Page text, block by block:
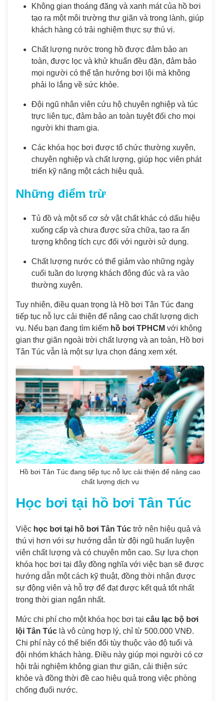
Không gian thoáng đãng và xanh mát của hồ bơi
tạo ra một môi trường thư giãn và trong lành, giúp
khách hàng có trải nghiệm thực sự thú vị.
Chất lượng nước trong hồ được đảm bảo an
toàn, được lọc và khử khuẩn đều đặn, đảm bảo
mọi người có thể tận hưởng bơi lội mà không
phải lo lắng về sức khỏe.
Đội ngũ nhân viên cứu hộ chuyên nghiệp và túc
trực liên tục, đảm bảo an toàn tuyệt đối cho mọi
người khi tham gia.
Các khóa học bơi được tổ chức thường xuyên,
chuyên nghiệp và chất lượng, giúp học viên phát
triển kỹ năng một cách hiệu quả.
Những điểm trừ
Tủ đồ và một số cơ sở vật chất khác có dấu hiệu
xuống cấp và chưa được sửa chữa, tạo ra ấn
tượng không tích cực đối với người sử dụng.
Chất lượng nước có thể giảm vào những ngày
cuối tuần do lượng khách đông đúc và ra vào
thường xuyên.
Tuy nhiên, điều quan trọng là Hồ bơi Tân Túc đang
tiếp tục nỗ lực cải thiện để nâng cao chất lượng dịch
vụ. Nếu bạn đang tìm kiếm hồ bơi TPHCM với không
gian thư giãn ngoài trời chất lượng và an toàn, Hồ bơi
Tân Túc vẫn là một sự lựa chọn đáng xem xét.
Hồ bơi Tân Túc đang tiếp tục nỗ lực cải thiện để nâng cao
chất lượng dịch vụ
Học bơi tại hồ bơi Tân Túc
Việc học bơi tại hồ bơi Tân Túc trở nên hiệu quả và
thú vị hơn với sự hướng dẫn từ đội ngũ huấn luyện
viên chất lượng và có chuyên môn cao. Sự lựa chọn
khóa học bơi tại đây đồng nghĩa với việc bạn sẽ được
hướng dẫn một cách kỹ thuật, đồng thời nhận được
sự động viên và hỗ trợ để đạt được kết quả tốt nhất
trong thời gian ngắn nhất.
Mức chi phí cho một khóa học bơi tại câu lạc bộ bơi
lội Tân Túc là vô cùng hợp lý, chỉ từ 500.000 VNĐ.
Chi phí này có thể biến đổi tùy thuộc vào độ tuổi và
đội nhóm khách hàng. Điều này giúp mọi người có cơ
hội trải nghiệm không gian thư giãn, cải thiện sức
khỏe và đồng thời đề cao hiệu quả trong việc phòng
chống đuối nước.